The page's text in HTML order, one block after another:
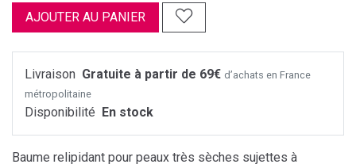
AJOUTER AU PANIER
Livraison Gratuite à partir de 69€ d’achats en France
métropolitaine
Disponibilité En stock
Baume relipidant pour peaux très sèches sujettes à